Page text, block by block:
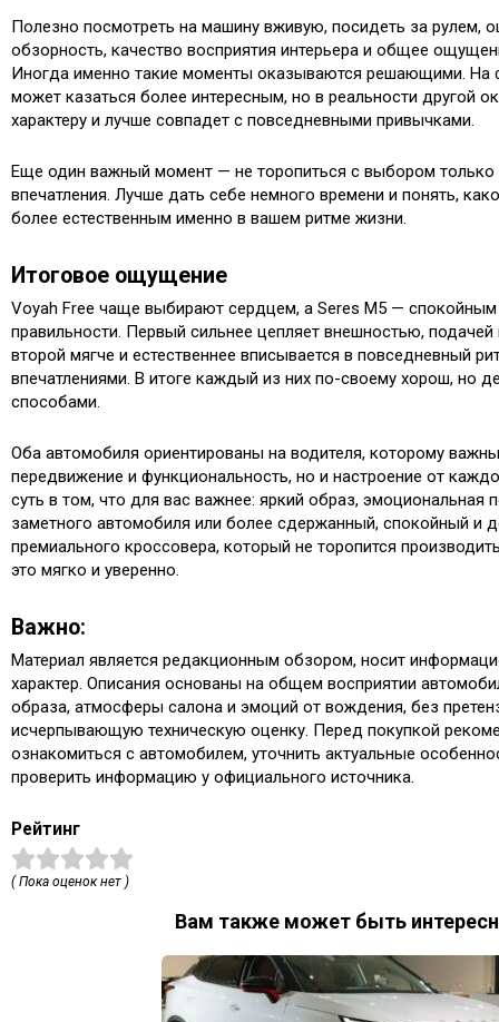
Полезно посмотреть на машину вживую, посидеть за рулем,
обзорность, качество восприятия интерьера и общее
Иногда именно такие моменты оказываются решающими. На
может казаться более интересным, но в реальности другой
характеру и лучше совпадет с повседневными привычками.
Еще один важный момент — не торопиться с выбором только
впечатления. Лучше дать себе немного времени и понять,
более естественным именно в вашем ритме жизни.
Итоговое ощущение
Voyah Free чаще выбирают сердцем, а Seres M5 —
правильности. Первый сильнее цепляет внешностью,
второй мягче и естественнее вписывается в повседневный
впечатлениями. В итоге каждый из них по-своему хорош, но
способами.
Оба автомобиля ориентированы на водителя, которому
передвижение и функциональность, но и настроение от
суть в том, что для вас важнее: яркий образ, эмоциональная
заметного автомобиля или более сдержанный, спокойный и
премиального кроссовера, который не торопится
это мягко и уверенно.
Важно:
Материал является редакционным обзором, носит
характер. Описания основаны на общем восприятии
образа, атмосферы салона и эмоций от вождения, без
исчерпывающую техническую оценку. Перед покупкой
ознакомиться с автомобилем, уточнить актуальные
проверить информацию у официального источника.
Рейтинг
( Пока оценок нет )
Вам также может быть